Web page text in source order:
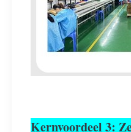
Kernvoordeel 3: